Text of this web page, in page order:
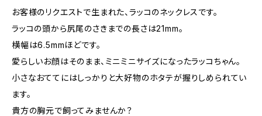
お客様のリクエストで生まれた、ラッコのネックレスです。
ラッコの頭から尻尾のさきまでの長さは21mm。
横幅は6.5mmほどです。
愛らしいお顔はそのまま、ミニミニサイズになったラッコちゃん。
小さなおててにはしっかりと大好物のホタテが握りしめられてい
ます。
貴方の胸元で飼ってみませんか？